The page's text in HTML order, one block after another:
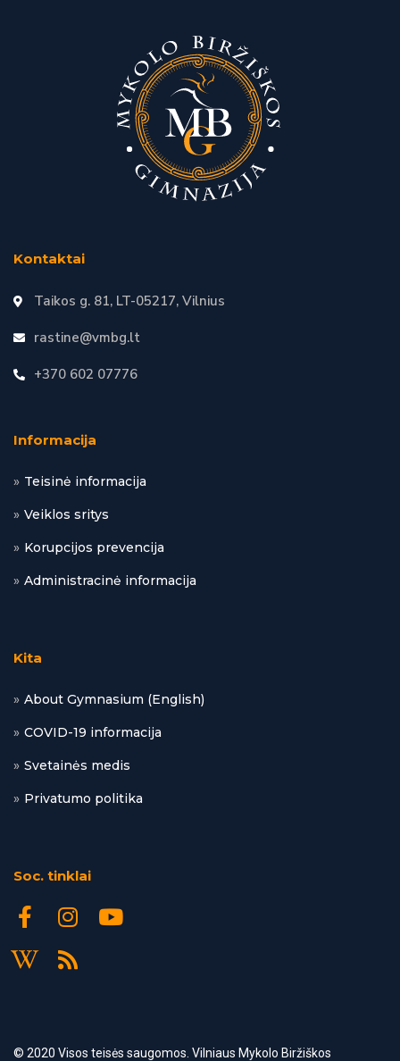
Kontaktai
Taikos g. 81, LT-05217, Vilnius
rastine@vmbg.lt
+370 602 07776
Informacija
Teisinė informacija
Veiklos sritys
Korupcijos prevencija
Administracinė informacija
Kita
About Gymnasium (English)
COVID-19 informacija
Svetainės medis
Privatumo politika
Soc. tinklai
© 2020 Visos teisės saugomos. Vilniaus Mykolo Biržiškos